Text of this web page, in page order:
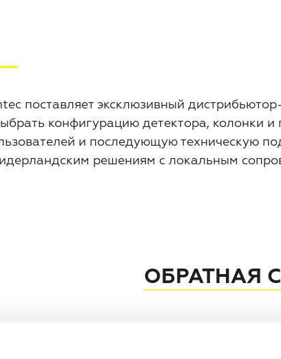
поставляет эксклюзивный
конфигурацию детектора, колонки и
и последующую техническую
решениям с локальным
ОБРАТНАЯ